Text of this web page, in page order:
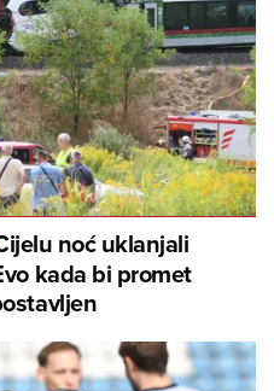
noć uklanjali
kada bi promet